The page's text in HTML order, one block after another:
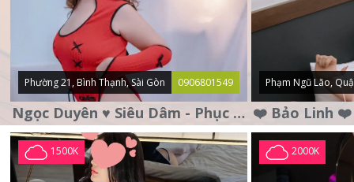
Phường 21, Bình Thạnh, Sài Gòn 0906801549
Ngọc Duyên ♥️ Siêu Dâm - Phục Vụ Tận Tình - Chu Đáo
Phạm Ngũ Lão,
1500K 2000K